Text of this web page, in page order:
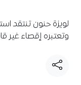
لويزة حنون تنتقد
وتعتبره إقصاء غير